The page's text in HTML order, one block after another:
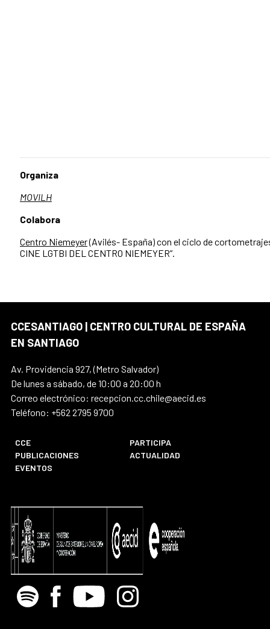
Organiza
MOVILH
Colabora
Centro Niemeyer(Avilés- España) con el ciclo de
CINE LGTBI DEL CENTRO NIEMEYER”.
CCESANTIAGO | CENTRO CULTURAL DE ESPAÑA
EN SANTIAGO
Av. Providencia 927, (Metro Salvador)
De lunes a sábado, de 10:00 a 20:00 h
Correo electrónico: recepcion.cc.chile@aecid.es
Teléfono: +562 2795 9700
CCE
PARTICIPA
PUBLICACIONES
ACTUALIDAD
EVENTOS
Spotify Facebook
Youtube Instagram